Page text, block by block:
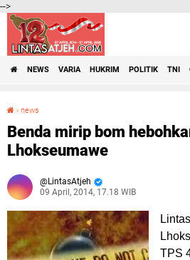
-->
NEWS VARIA HUKRIM POLITIK TNI
› news
Benda mirip bom
Lhokseumawe
LintasAtjeh
09 April, 2014, 17.18 WIB
TPS